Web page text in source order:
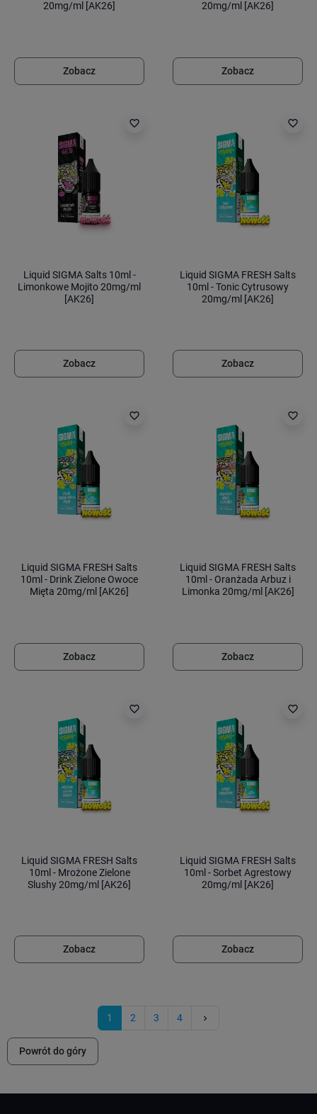
20mg/ml [AK26]
Zobacz
20mg/ml [AK26]
Zobacz
favorite_border
Liquid SIGMA Salts 10ml -
Limonkowe Mojito 20mg/ml
[AK26]
Zobacz
favorite_border
Liquid SIGMA FRESH Salts
10ml - Tonic Cytrusowy
20mg/ml [AK26]
Zobacz
favorite_border
Liquid SIGMA FRESH Salts
10ml - Drink Zielone Owoce
Mięta 20mg/ml [AK26]
Zobacz
favorite_border
Liquid SIGMA FRESH Salts
10ml - Oranżada Arbuz i
Limonka 20mg/ml [AK26]
Zobacz
favorite_border
Liquid SIGMA FRESH Salts
10ml - Mrożone Zielone
Slushy 20mg/ml [AK26]
Zobacz
favorite_border
Liquid SIGMA FRESH Salts
10ml - Sorbet Agrestowy
20mg/ml [AK26]
Zobacz
1 2 3 4 keyboard_arrow_right
Powrót do góry